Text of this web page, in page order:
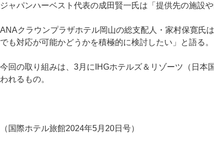
ジャパンハーベスト代表の成田賢一氏は「提供先の施設
ANAクラウンプラザホテル岡山の総支配人・家村保寛氏
でも対応が可能かどうかを積極的に検討したい」と語る。
今回の取り組みは、3月にIHGホテルズ＆リゾーツ（日
われるもの。
（国際ホテル旅館2024年5月20日号）